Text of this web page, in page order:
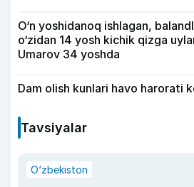
O‘n yoshidanoq ishlagan,
o‘zidan 14 yosh kichik qizga
Umarov 34 yoshda
Dam olish kunlari havo harorati
Tavsiyalar
O‘zbekiston